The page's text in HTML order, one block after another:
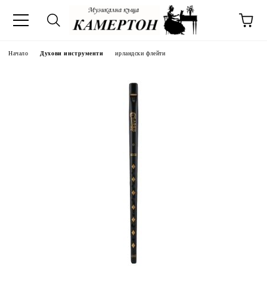
Начало Духови инструменти ирландски флейти